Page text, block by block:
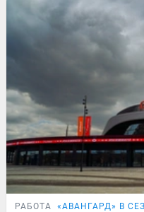
РАБОТА «АВАНГАРД» В